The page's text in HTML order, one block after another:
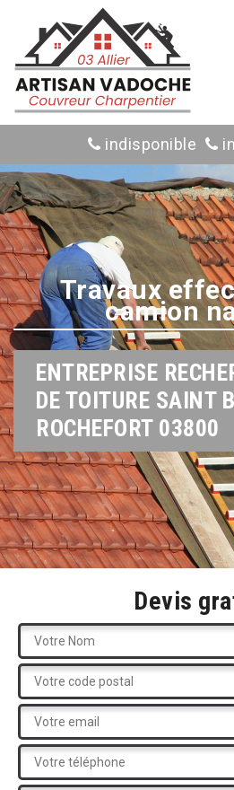
indisponible
Travaux
camion
ENTREPRISE
DE TOITURE SAINT
ROCHEFORT 03800
Devis